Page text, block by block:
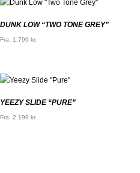
DUNK LOW “TWO TONE GREY”
Fra: 1.799 kr.
YEEZY SLIDE “PURE”
Fra: 2.199 kr.